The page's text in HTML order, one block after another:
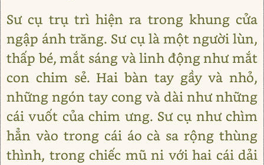
Sư cụ trụ trì hiện ra trong khung cửa
ngập ánh trăng. Sư cụ là một người lùn,
thấp bé, mắt sáng và linh động như mắt
con chim sẻ. Hai bàn tay gầy và nhỏ,
những ngón tay cong và dài như những
cái vuốt của chim ưng. Sư cụ như chìm
hẳn vào trong cái áo cà sa rộng thùng
thình, trong chiếc mũ ni với hai cái dải